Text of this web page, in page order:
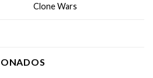
Clone Wars